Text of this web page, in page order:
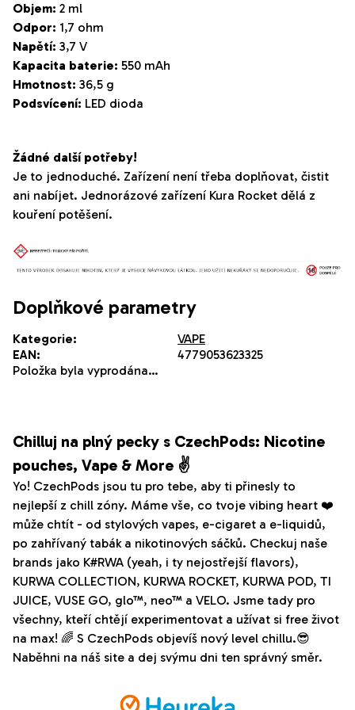
Objem: 2 ml
Odpor: 1,7 ohm
Napětí: 3,7 V
Kapacita baterie: 550 mAh
Hmotnost: 36,5 g
Podsvícení: LED dioda
Žádné další potřeby!
Je to jednoduché. Zařízení není třeba doplňovat, čistit
ani nabíjet. Jednorázové zařízení Kura Rocket dělá z
kouření potěšení.
Doplňkové parametry
Kategorie:
VAPE
EAN:
4779053623325
Položka byla vyprodána…
Chilluj na plný pecky s CzechPods: Nicotine
pouches, Vape & More ✌️
Yo! CzechPods jsou tu pro tebe, aby ti přinesly to
nejlepší z chill zóny. Máme vše, co tvoje vibing heart ❤️
může chtít - od stylových vapes, e-cigaret a e-liquidů,
po zahřívaný tabák a nikotinových sáčků. Checkuj naše
brands jako K#RWA (yeah, i ty nejostřejší flavors),
KURWA COLLECTION, KURWA ROCKET, KURWA POD, TI
JUICE, VUSE GO, glo™, neo™ a VELO. Jsme tady pro
všechny, kteří chtějí experimentovat a užívat si free život
na max! 🌈 S CzechPods objevíš nový level chillu.😎
Naběhni na náš site a dej svýmu dni ten správný směr.